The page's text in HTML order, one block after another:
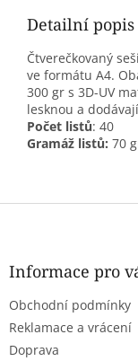
Detailní
Čtverečkovaný
ve formátu A4.
300 gr s 3D-UV
lesknou a
Počet listů: 40
Gramáž listů: 70
Z
Informace pro
Obchodní podmínky
Reklamace a vrácení
Doprava